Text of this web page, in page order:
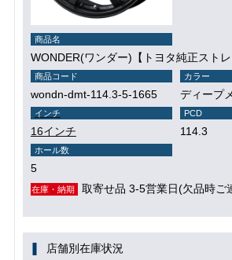
商品名
WONDER(ワンダー)【トヨタ純正ストレ
商品コード
wondn-dmt-114.3-5-1665
カラー
ディープ
インチ
16インチ
PCD
114.3
ホール数
5
在庫・納期 取寄せ品 3-5営業日(欠品時ご
店舗別在庫状況